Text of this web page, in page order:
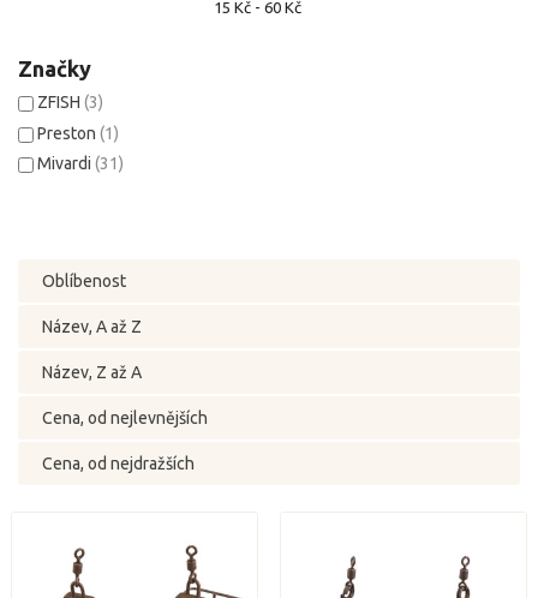
15 Kč - 60 Kč
Značky
ZFISH (3)
Preston (1)
Mivardi (31)
Oblíbenost
Název, A až Z
Název, Z až A
Cena, od nejlevnějších
Cena, od nejdražších